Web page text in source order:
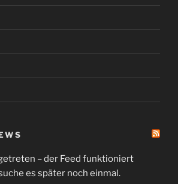
– der Feed funktioniert
es später noch einmal.